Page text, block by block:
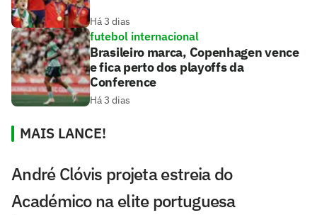
Há 3 dias
futebol internacional
Brasileiro marca, Copenhagen vence
e fica perto dos playoffs da
Conference
Há 3 dias
MAIS LANCE!
André Clóvis projeta estreia do
Académico na elite portuguesa